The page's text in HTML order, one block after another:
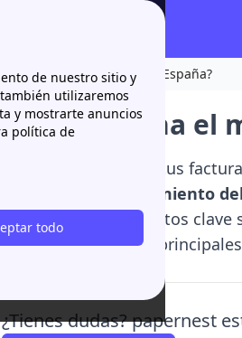
de nuestro sitio y
utilizaremos
y mostrarte anuncios
política de
todo
mercado energético en España?
funciona el
tomar el control de tus
funcionamiento
todos los aspectos
son sus actores
interés.
¿Tienes dudas? papernest